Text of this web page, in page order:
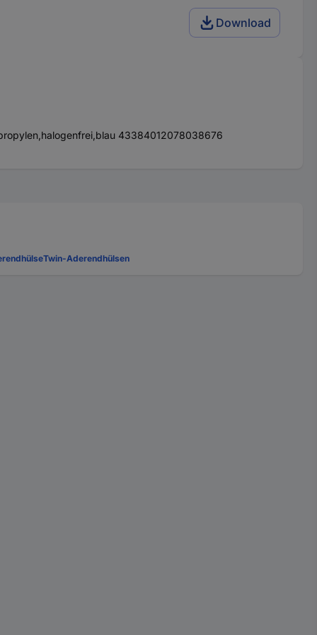
Download
43384012078038676
Twin-Aderendhülsen